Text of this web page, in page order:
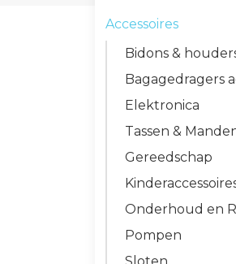
Accessoires
Bidons &
Elektronica
Tassen &
Gereedschap
Pompen